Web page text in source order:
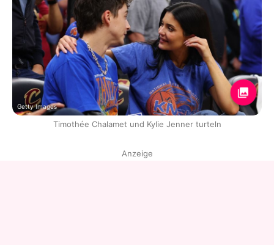
Getty Images
Timothée Chalamet und Kylie Jenner turteln
Anzeige